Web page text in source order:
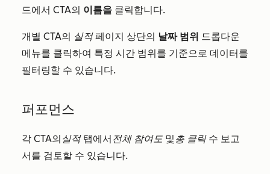
드에서 CTA의 이름을 클릭합니다.
개별 CTA의 실적페이지 상단의 날짜 범위 드롭다운
메뉴를 클릭하여 특정 시간 범위를 기준으로 데이터를
필터링할 수 있습니다.
퍼포먼스
각 CTA의 실적 탭에서 전체 참여도 및 총 클릭수 보고
서를 검토할 수 있습니다.